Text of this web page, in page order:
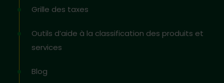
Grille des taxes
Outils d’aide à la classification des produits et
services
Blog